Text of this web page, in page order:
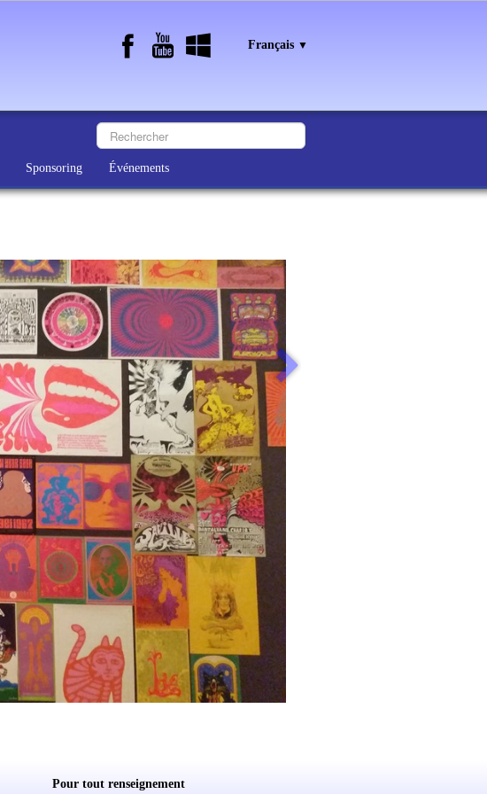
Français ▼
Sponsoring Événements
Pour tout renseignement